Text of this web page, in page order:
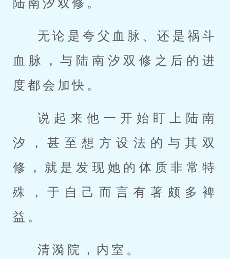
陆南汐双修。
无论是夸父血脉、还是祸斗
血脉，与陆南汐双修之后的进
度都会加快。
说起来他一开始盯上陆南
汐，甚至想方设法的与其双
修，就是发现她的体质非常特
殊，于自己而言有著颇多裨
益。
清漪院，内室。